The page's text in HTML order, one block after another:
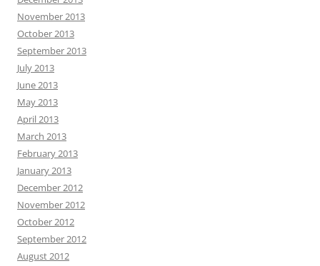
November 2013
October 2013
September 2013
July 2013
June 2013
May 2013
April 2013
March 2013
February 2013
January 2013
December 2012
November 2012
October 2012
September 2012
August 2012